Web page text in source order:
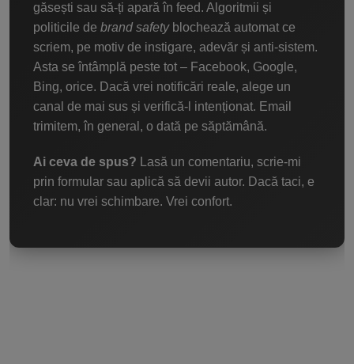
găsești sau să-ți apară în feed. Algoritmii și
politicile de brand safetyblochează automat ce
scriem, pe motiv de instigare, adevăr și anti-sistem.
Asta se întâmplă peste tot – Facebook, Google,
Bing, orice. Dacă vrei notificări reale, alege un
canal de mai sus și verifică-l intenționat. Email
trimitem, în general, o dată pe săptămână.
Ai ceva de spus? Lasă un comentariu, scrie-mi
prin formular sau aplică să devii autor. Dacă taci, e
clar: nu vrei schimbare. Vrei confort.